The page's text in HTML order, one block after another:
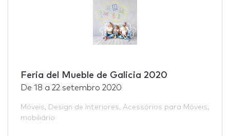
Feria del Mueble de Galicia 2020
De 18 a 22 setembro 2020
Móveis, Design de Interiores, Acessórios para Móveis,
mobiliário